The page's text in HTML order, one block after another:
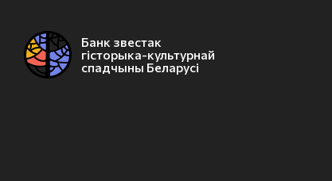
Банк звестак
гісторыка-культурнай
спадчыны Беларусі